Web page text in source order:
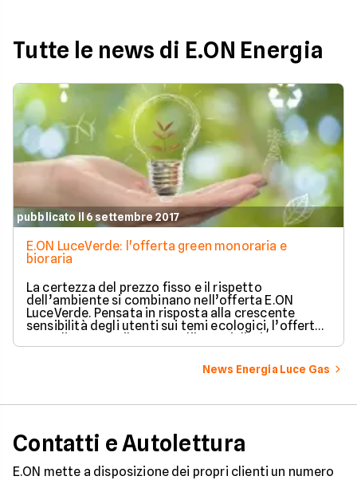
Tutte le news di E.ON Energia
pubblicato il 6 settembre 2017
E.ON LuceVerde: l'offerta green monoraria e
bioraria
La certezza del prezzo fisso e il rispetto
dell’ambiente si combinano nell’offerta E.ON
LuceVerde. Pensata in risposta alla crescente
sensibilità degli utenti sui temi ecologici, l’offerta
Luce di E.ON per il mercato libero si distingue per
l’utilizzo esclusivo delle energie rinnovabili.
News Energia Luce Gas
Contatti e Autolettura
E.ON mette a disposizione dei propri clienti un numero